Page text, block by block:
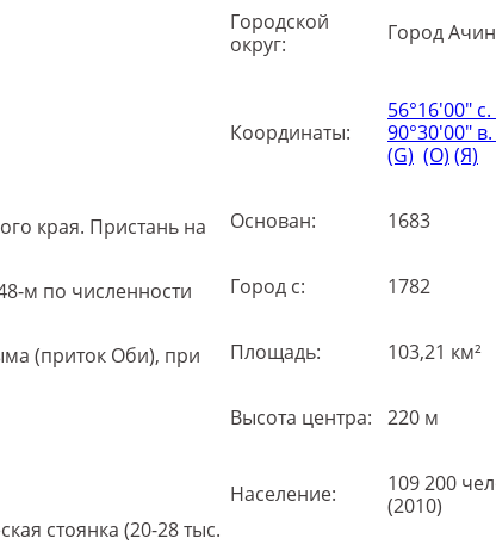
Городской
округ:
Город
Координаты:
56°16′00″
90°30′00″
(G) (O) (Я)
Основан: 1683
Город с: 1782
Площадь: 103,21 км²
Высота центра: 220 м
Население:
109 200
(2010)
края. Пристань на
м по численности
(приток Оби), при
стоянка (20-28 тыс.